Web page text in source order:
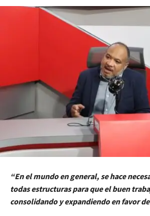
“En el mundo en general, se hace
todas estructuras para que el buen
consolidando y expandiendo en favor